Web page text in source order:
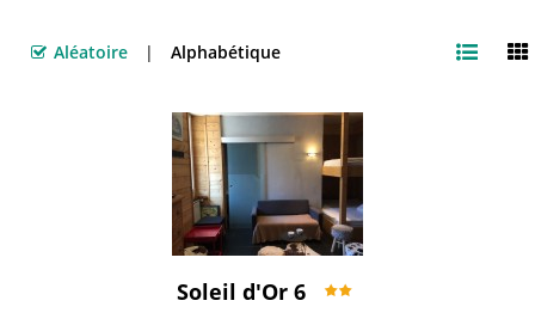
Aléatoire Alphabétique
Soleil d'Or 6